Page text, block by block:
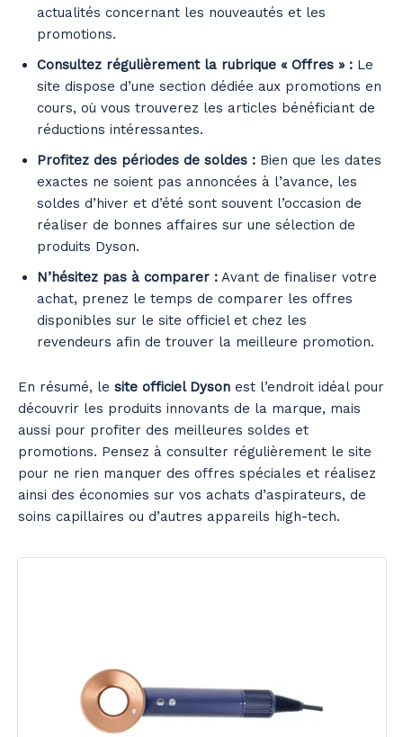
actualités concernant les nouveautés et les
promotions.
Consultez régulièrement la rubrique « Offres » : Le
site dispose d’une section dédiée aux promotions en
cours, où vous trouverez les articles bénéficiant de
réductions intéressantes.
Profitez des périodes de soldes : Bien que les dates
exactes ne soient pas annoncées à l’avance, les
soldes d’hiver et d’été sont souvent l’occasion de
réaliser de bonnes affaires sur une sélection de
produits Dyson.
N’hésitez pas à comparer : Avant de finaliser votre
achat, prenez le temps de comparer les offres
disponibles sur le site officiel et chez les
revendeurs afin de trouver la meilleure promotion.
En résumé, le site officiel Dyson est l’endroit idéal pour
découvrir les produits innovants de la marque, mais
aussi pour profiter des meilleures soldes et
promotions. Pensez à consulter régulièrement le site
pour ne rien manquer des offres spéciales et réalisez
ainsi des économies sur vos achats d’aspirateurs, de
soins capillaires ou d’autres appareils high-tech.